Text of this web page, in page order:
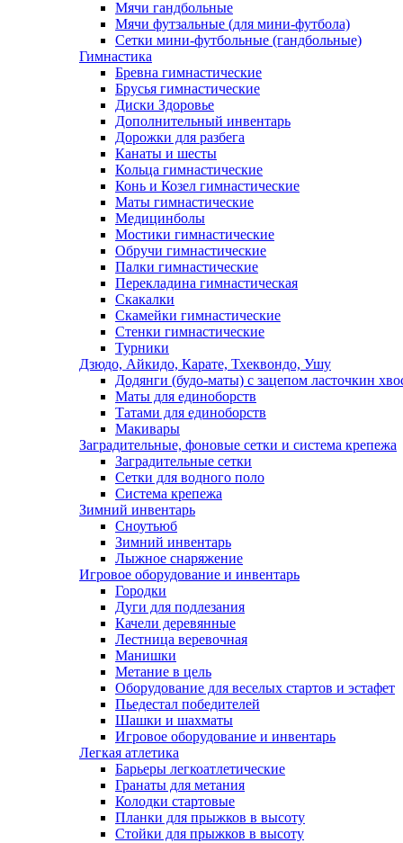
Мячи гандбольные
Мячи футзальные (для мини-футбола)
Сетки мини-футбольные (гандбольные)
Гимнастика
Бревна гимнастические
Брусья гимнастические
Диски Здоровье
Дополнительный инвентарь
Дорожки для разбега
Канаты и шесты
Кольца гимнастические
Конь и Козел гимнастические
Маты гимнастические
Медицинболы
Мостики гимнастические
Обручи гимнастические
Палки гимнастические
Перекладина гимнастическая
Скакалки
Скамейки гимнастические
Стенки гимнастические
Турники
Дзюдо, Айкидо, Карате, Тхеквондо, Ушу
Додянги (будо-маты) с зацепом ласточкин
Маты для единоборств
Татами для единоборств
Макивары
Заградительные, фоновые сетки и система крепежа
Заградительные сетки
Сетки для водного поло
Система крепежа
Зимний инвентарь
Сноутьюб
Зимний инвентарь
Лыжное снаряжение
Игровое оборудование и инвентарь
Городки
Дуги для подлезания
Качели деревянные
Лестница веревочная
Манишки
Метание в цель
Оборудование для веселых стартов и эстафет
Пьедестал победителей
Шашки и шахматы
Игровое оборудование и инвентарь
Легкая атлетика
Барьеры легкоатлетические
Гранаты для метания
Колодки стартовые
Планки для прыжков в высоту
Стойки для прыжков в высоту